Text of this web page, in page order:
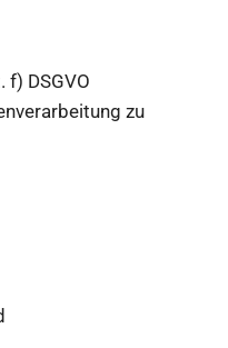
f) DSGVO
zu